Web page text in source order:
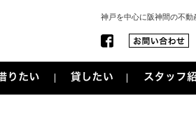
神戸を中心に阪神間の不